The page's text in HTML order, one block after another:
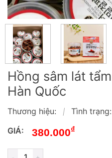
Hồng sâm lát
Hàn Quốc
Thương hiệu: | Tình trạng:
GIÁ:
380.000₫